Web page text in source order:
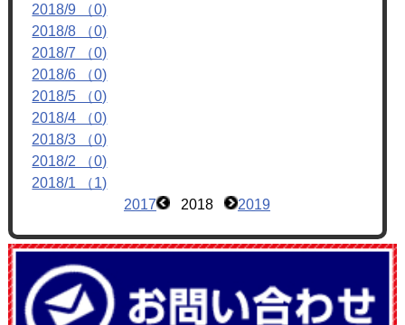
2018/9 （0)
2018/8 （0)
2018/7 （0)
2018/6 （0)
2018/5 （0)
2018/4 （0)
2018/3 （0)
2018/2 （0)
2018/1 （1)
2017
2018 2019